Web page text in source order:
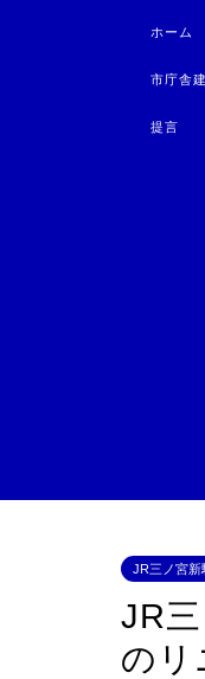
ホーム
市庁舎
提言
JR三ノ宮新
JR
のリ